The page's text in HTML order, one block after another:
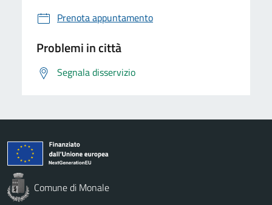
Prenota appuntamento
Problemi in città
Segnala disservizio
Comune di Monale